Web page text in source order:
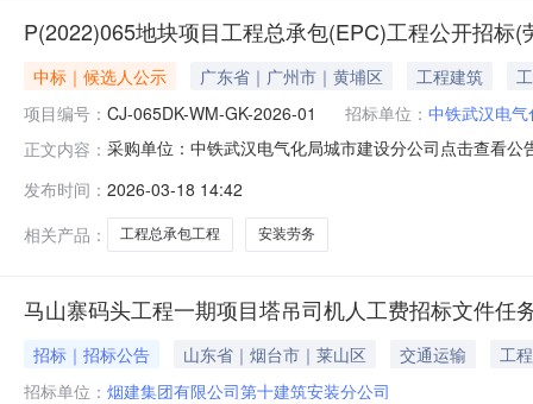
P(2022)065地块项目工程总承包(EPC)工程公开招标
中标｜候选人公示 广东省｜广州市｜黄埔区 工程建筑
项目编号： CJ-065DK-WM-GK-2026-01 招标单位： 中铁武汉电
正文内容： 采购单位：中铁武汉电气化局城市建设分公司点击查看
发布时间： 2026-03-18 14:42
相关产品：
工程总承包工程 安装劳务
马山寨码头工程一期项目塔吊司机人工费招标文件任
招标｜招标公告 山东省｜烟台市｜莱山区 交通运输
工程
招标单位： 烟建集团有限公司第十建筑安装分公司